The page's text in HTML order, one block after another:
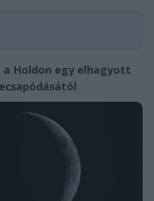
Holdon egy elhagyott